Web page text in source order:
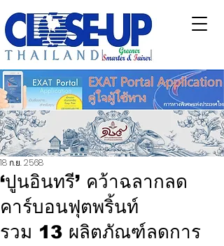
‘ปูนอินทรี’ คว้าฉลากลด
คาร์บอนฟุตพริ้นท์
รวม 13 ผลิตภัณฑ์ลดการ
18 ก.ย. 2568